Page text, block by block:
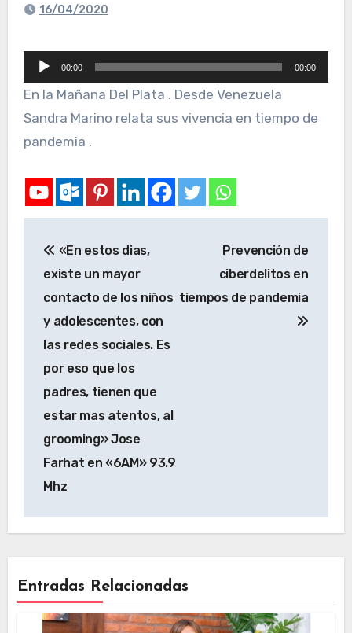
16/04/2020
Reproductor
de
audio
00:00 00:00
En la Mañana Del Plata . Desde Venezuela
Sandra Marino relata sus vivencia en tiempo de
pandemia .
«En estos dias,
existe un mayor
contacto de los niños
y adolescentes, con
las redes sociales. Es
por eso que los
padres, tienen que
estar mas atentos, al
grooming» Jose
Farhat en «6AM» 93.9
Mhz
Prevención de
ciberdelitos en
tiempos de pandemia
Entradas Relacionadas